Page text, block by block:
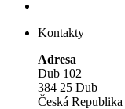
Kontakty
Adresa
Dub 102
384 25 Dub
Česká Republika